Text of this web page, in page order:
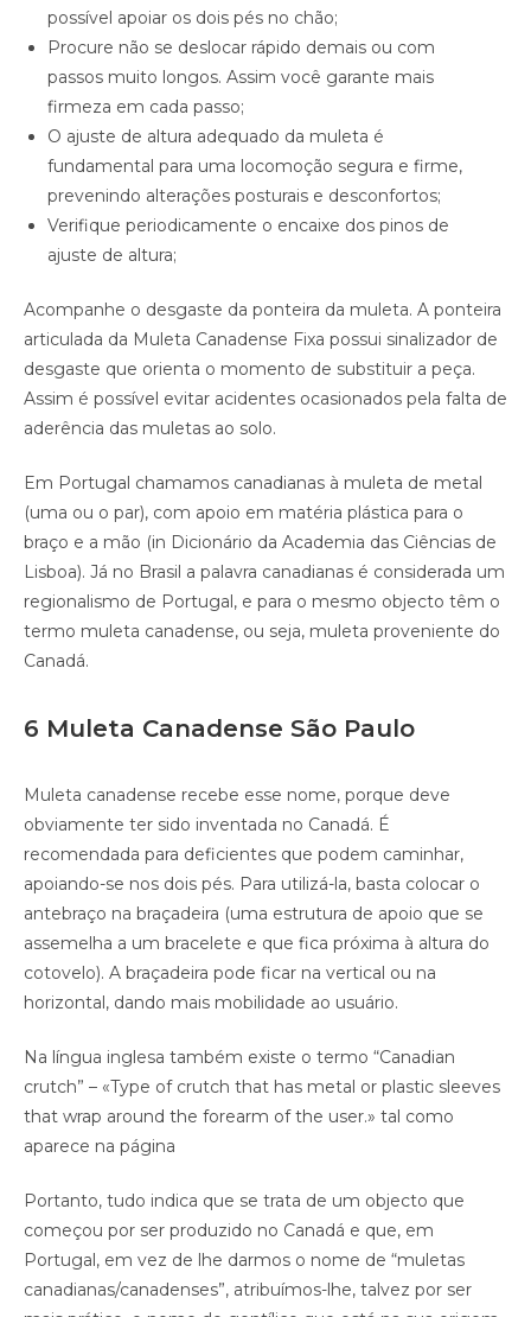
possível apoiar os dois pés no chão;
Procure não se deslocar rápido demais ou com
passos muito longos. Assim você garante mais
firmeza em cada passo;
O ajuste de altura adequado da muleta é
fundamental para uma locomoção segura e firme,
prevenindo alterações posturais e desconfortos;
Verifique periodicamente o encaixe dos pinos de
ajuste de altura;
Acompanhe o desgaste da ponteira da muleta. A ponteira
articulada da Muleta Canadense Fixa possui sinalizador de
desgaste que orienta o momento de substituir a peça.
Assim é possível evitar acidentes ocasionados pela falta de
aderência das muletas ao solo.
Em Portugal chamamos canadianas à muleta de metal
(uma ou o par), com apoio em matéria plástica para o
braço e a mão (in Dicionário da Academia das Ciências de
Lisboa). Já no Brasil a palavra canadianas é considerada um
regionalismo de Portugal, e para o mesmo objecto têm o
termo muleta canadense, ou seja, muleta proveniente do
Canadá.
6 Muleta Canadense São Paulo
Muleta canadense recebe esse nome, porque deve
obviamente ter sido inventada no Canadá. É
recomendada para deficientes que podem caminhar,
apoiando-se nos dois pés. Para utilizá-la, basta colocar o
antebraço na braçadeira (uma estrutura de apoio que se
assemelha a um bracelete e que fica próxima à altura do
cotovelo). A braçadeira pode ficar na vertical ou na
horizontal, dando mais mobilidade ao usuário.
Na língua inglesa também existe o termo “Canadian
crutch” – «Type of crutch that has metal or plastic sleeves
that wrap around the forearm of the user.» tal como
aparece na página
Portanto, tudo indica que se trata de um objecto que
começou por ser produzido no Canadá e que, em
Portugal, em vez de lhe darmos o nome de “muletas
canadianas/canadenses”, atribuímos-lhe, talvez por ser